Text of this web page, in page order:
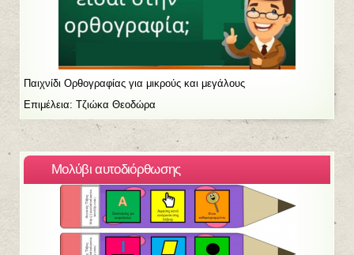
Παιχνίδι Ορθογραφίας για μικρούς και μεγάλους
Επιμέλεια: Τζιώκα Θεοδώρα
Μολύβι αυτοδιόρθωσης